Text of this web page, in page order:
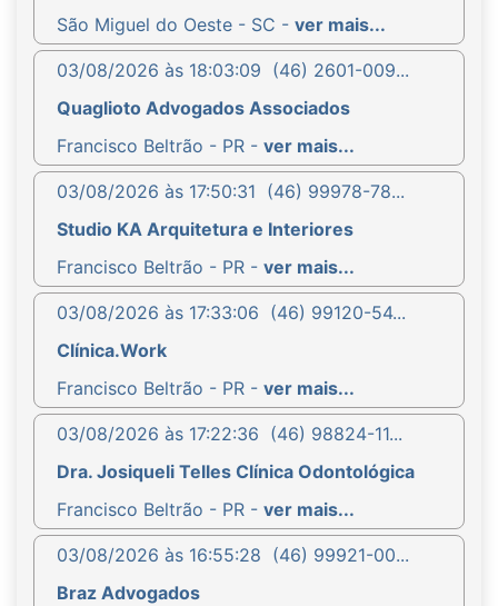
São Miguel do Oeste - SC - ver mais...
03/08/2026 às 18:03:09 (46) 2601-009...
Quaglioto Advogados Associados
Francisco Beltrão - PR - ver mais...
03/08/2026 às 17:50:31 (46) 99978-78...
Studio KA Arquitetura e Interiores
Francisco Beltrão - PR - ver mais...
03/08/2026 às 17:33:06 (46) 99120-54...
Clínica.Work
Francisco Beltrão - PR - ver mais...
03/08/2026 às 17:22:36 (46) 98824-11...
Dra. Josiqueli Telles Clínica Odontológica
Francisco Beltrão - PR - ver mais...
03/08/2026 às 16:55:28 (46) 99921-00...
Braz Advogados